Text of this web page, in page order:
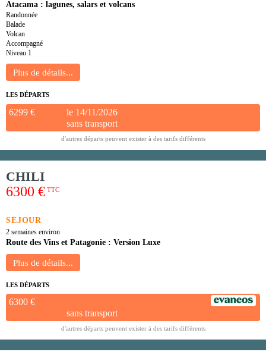
Atacama : lagunes, salars et volcans
Randonnée
Balade
Volcan
Accompagné
Niveau 1
LES DÉPARTS
6299 €
le 14/11/2026
sans transport
d'autres départs peuvent exister à des tarifs différents
CHILI
6300 € TTC
SÉJOUR
2 semaines environ
Route des Vins et Patagonie : Version Luxe
LES DÉPARTS
6300 €
sans transport
d'autres départs peuvent exister à des tarifs différents